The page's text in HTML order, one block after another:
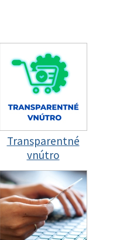
Transparentné
vnútro